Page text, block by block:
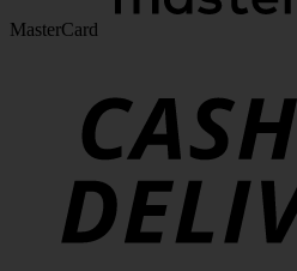
MasterCard